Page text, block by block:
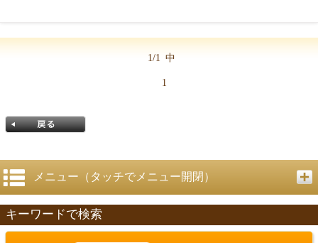
1/1 中
1
戻る
メニュー（タッチでメニュー開閉）
キーワードで検索